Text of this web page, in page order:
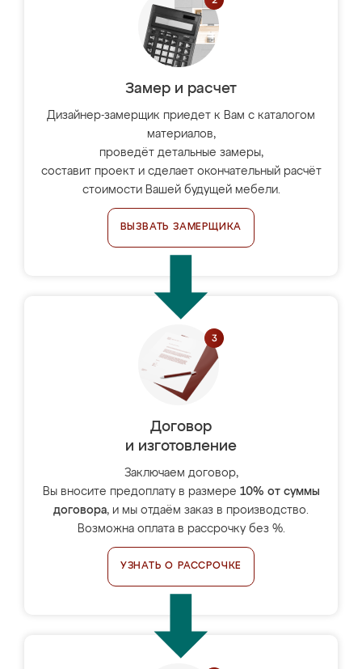
Замер и расчет
Дизайнер-замерщик приедет к Вам с каталогом
материалов,
проведёт детальные замеры,
составит проект и сделает окончательный расчёт
стоимости Вашей будущей мебели.
ВЫЗВАТЬ ЗАМЕРЩИКА
Договор
и изготовление
Заключаем договор,
Вы вносите предоплату в размере 10% от суммы
договора, и мы отдаём заказ в производство.
Возможна оплата в рассрочку без %.
УЗНАТЬ О РАССРОЧКЕ